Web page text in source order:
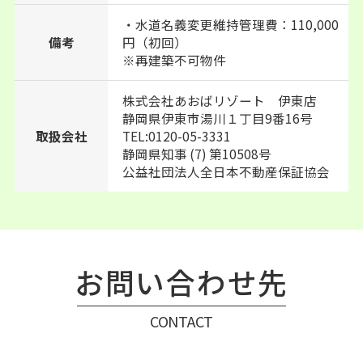
備考
・水道名義変更維持管理費：110,000
円（初回）
※再建築不可物件
取扱会社
株式会社あおばリゾート 伊東店
静岡県伊東市湯川１丁目9番16号
TEL:0120-05-3331
静岡県知事 (7) 第10508号
公益社団法人全日本不動産保証協会
お問い合わせ先
CONTACT